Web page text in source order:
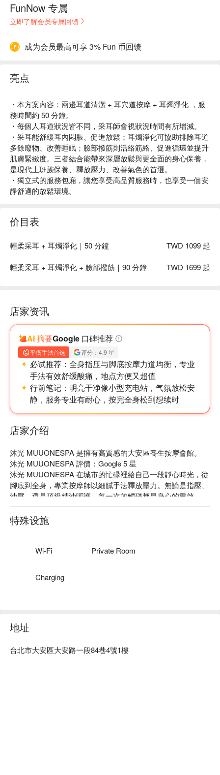
FunNow 专属
立即了解会员专属回馈
成为会员最高可享 3% Fun 币回馈
亮点
・本方案內容：兩邊耳道清潔 + 耳穴道按摩 + 耳燭淨化 ，服
務時間約 50 分鐘。
・每個人耳道狀況皆不同，采耳師會視狀況時間有所增減。
・采耳能舒緩耳內悶脹、促進放鬆；耳燭淨化可協助排除耳道
多餘廢物、改善睡眠；臉部撥筋則活絡筋絡、促進循環並提升
肌膚緊緻度。三者結合能帶來深層放鬆與更全面的身心保養，
是現代上班族保養、釋放壓力、改善氣色的首選。
・獨立式的服務包廂，讓您享受高品質服務時，也享受一個安
靜舒適的放鬆環境。
价目表
輕柔采耳 + 耳燭淨化｜50 分鐘 TWD 1099 起
輕柔采耳 + 耳燭淨化 + 臉部撥筋｜90 分鐘 TWD 1699 起
店家资讯
AI 摘要Google 口碑推荐
平衡手法首选 评分：4.9 星
必试推荐： 全身指压与脚底按摩力道均衡，专业
手法有效舒缓酸痛，地点方便又超值
行前笔记： 明亮干净像小型充电站，气氛放松安
静，服务专业有耐心，按完全身松到想续时
店家介绍
沐光 MUUONESPA 是擁有高質感的大安區養生按摩會館。
沐光 MUUONESPA 評價：Google 5 星
沐光 MUUONESPA 在城市的忙碌裡給自己一段靜心時光，從
腳底到全身，專業按摩師以細膩手法釋放壓力。無論是指壓、
油壓，還是頂級精油呵護。每一次的觸碰都是身心的重啟。
沐光 MUUONESPA 預約、沐光 MUUONESPA 價格、沐光
MUUONESPA 優惠立刻查看⬇︎
特殊设施
Wi-Fi Private Room
Charging
地址
台北市大安區大安路一段84巷4號1樓